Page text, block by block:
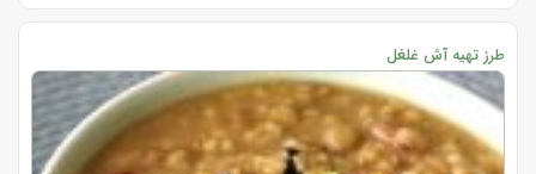
طرز تهیه آش غلغل